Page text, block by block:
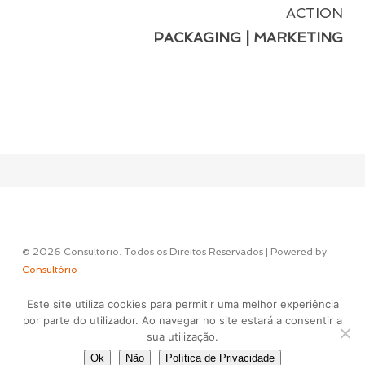
ACTION
PACKAGING | MARKETING
© 2026 Consultorio. Todos os Direitos Reservados | Powered by
Consultório
Este site utiliza cookies para permitir uma melhor experiência
por parte do utilizador. Ao navegar no site estará a consentir a
sua utilização.
Ok Não Política de Privacidade